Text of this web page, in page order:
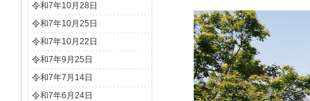
令和7年10月28日
令和7年10月25日
令和7年10月22日
令和7年9月25日
令和7年7月14日
令和7年6月24日